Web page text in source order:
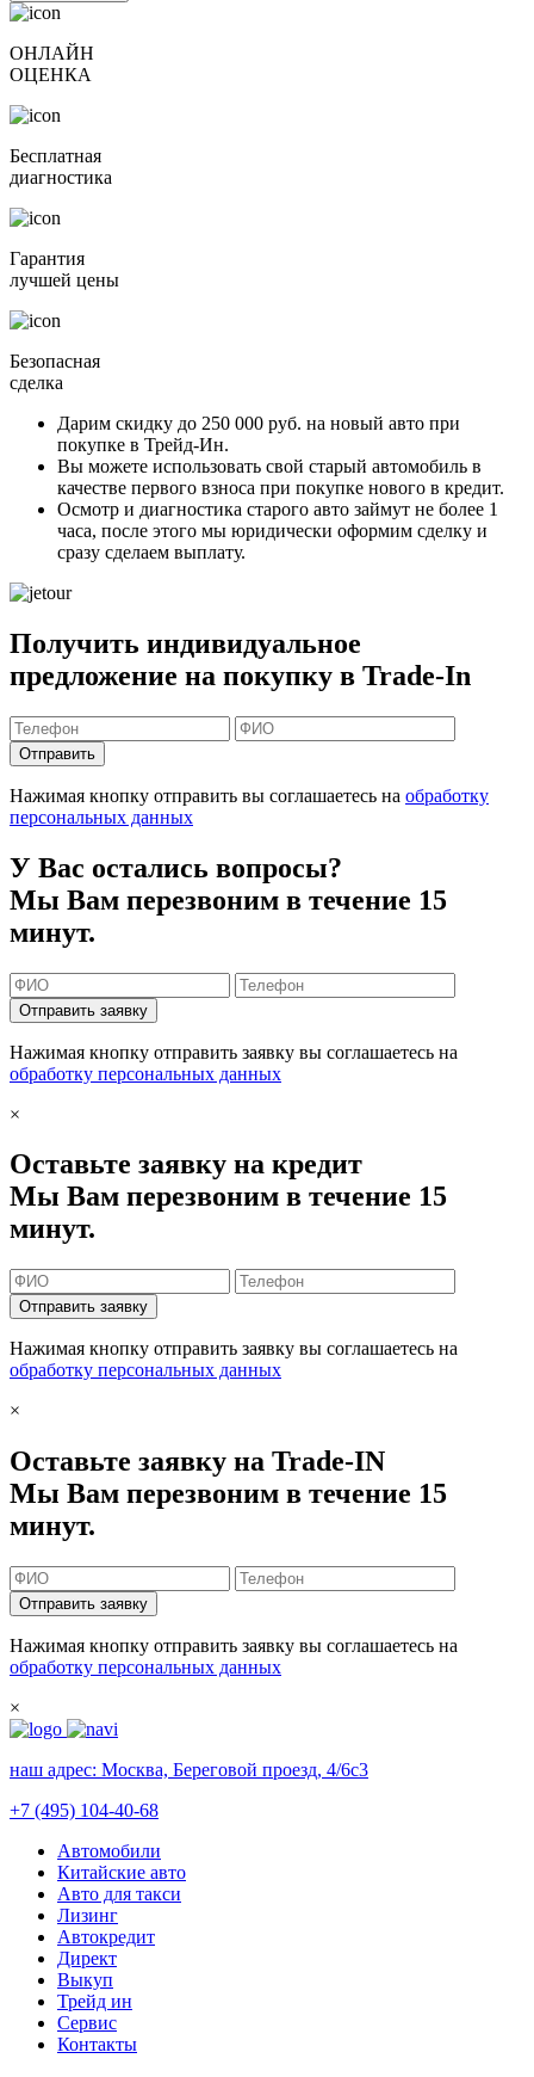
ОНЛАЙН
ОЦЕНКА
Бесплатная
диагностика
Гарантия
лучшей цены
Безопасная
сделка
Дарим скидку до 250 000 руб. на новый авто при
покупке в Трейд-Ин.
Вы можете использовать свой старый автомобиль в
качестве первого взноса при покупке нового в кредит.
Осмотр и диагностика старого авто займут не более 1
часа, после этого мы юридически оформим сделку и
сразу сделаем выплату.
Получить индивидуальное
предложение на покупку в Trade-In
Отправить
Нажимая кнопку отправить вы соглашаетесь на обработку
персональных данных
У Вас остались вопросы?
Мы Вам перезвоним в течение 15
минут.
Отправить заявку
Нажимая кнопку отправить заявку вы соглашаетесь на
обработку персональных данных
×
Оставьте заявку на кредит
Мы Вам перезвоним в течение 15
минут.
Отправить заявку
Нажимая кнопку отправить заявку вы соглашаетесь на
обработку персональных данных
×
Оставьте заявку на Trade-IN
Мы Вам перезвоним в течение 15
минут.
Отправить заявку
Нажимая кнопку отправить заявку вы соглашаетесь на
обработку персональных данных
×
наш адрес: Москва, Береговой проезд, 4/6с3
+7 (495) 104-40-68
Автомобили
Китайские авто
Авто для такси
Лизинг
Автокредит
Директ
Выкуп
Трейд ин
Сервис
Контакты